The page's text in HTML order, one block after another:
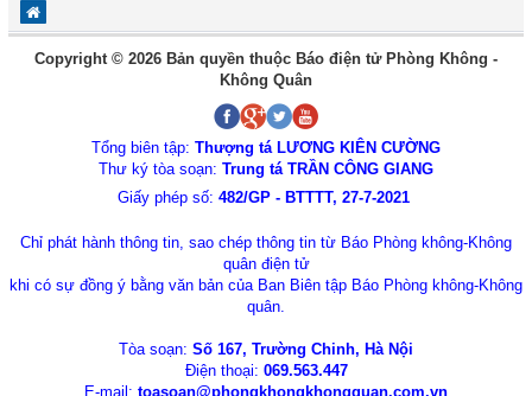
Copyright © 2026 Bản quyền thuộc Báo điện tử Phòng Không -
Không Quân
Tổng biên tập: Thượng tá LƯƠNG KIÊN CƯỜNG
Thư ký tòa soạn: Trung tá TRẦN CÔNG GIANG
Giấy phép số: 482/GP - BTTTT, 27-7-2021
Chỉ phát hành thông tin, sao chép thông tin từ Báo Phòng không-Không
quân điện tử
khi có sự đồng ý bằng văn bản của Ban Biên tập Báo Phòng không-Không
quân.
Tòa soạn: Số 167, Trường Chinh, Hà Nội
Điện thoại: 069.563.447
E-mail: toasoan@phongkhongkhongquan.com.vn